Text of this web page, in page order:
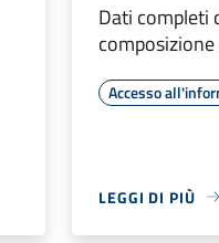
Dati completi
Accesso
LEGGI DI PIÙ